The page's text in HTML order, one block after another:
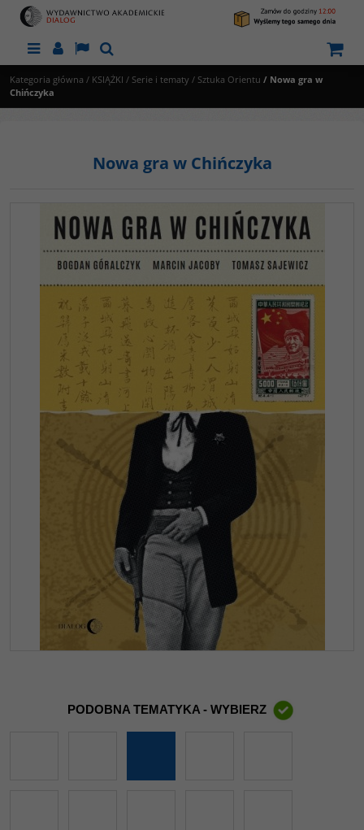
MenuPanelLangSzukaj
Kategoria główna / KSIĄŻKI / Serie i tematy / Sztuka Orientu / Nowa gra w
Chińczyka
Nowa gra w Chińczyka
PODOBNA TEMATYKA - WYBIERZ